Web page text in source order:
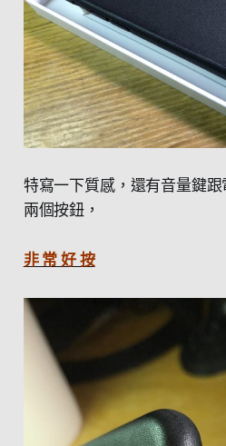
特寫一下質感，還有音量鍵
兩個按鈕，
非 常 好 按